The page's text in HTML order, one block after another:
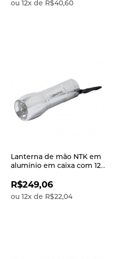
ou12x de R$40,60
Lanterna de mão NTK em
alumínio em caixa com 12
compacta com potência
de 35 lúmens Blitz
R$249,06
ou12x de R$22,04